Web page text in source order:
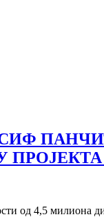
од 4,5 милиона